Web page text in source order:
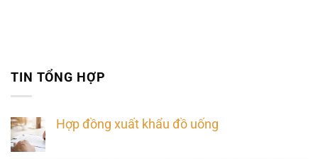
TIN TỔNG HỢP
Hợp đồng xuất khẩu đồ uống